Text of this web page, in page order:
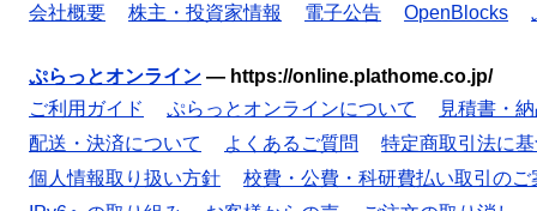
会社概要
株主・投資家情報 電子公告 OpenBlocks
ぷらっとオンライン — https://online.plathome.co.jp/
ご利用ガイド
ぷらっとオンラインについて
見積書・
配送・決済について
よくあるご質問
特定商取引法に
個人情報取り扱い方針
校費・公費・科研費払い取引のご